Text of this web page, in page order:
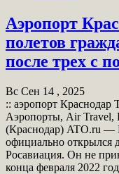
Аэропорт
полетов
после трех с
Вс Сен 14 , 2025
:: аэропорт
Аэропорты, Air Travel,
(Краснодар) ATO.ru —
официально открылся
Росавиация. Он не
конца февраля 2022